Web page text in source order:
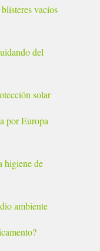
vacíos
del
solar
por Europa
higiene de
ambiente